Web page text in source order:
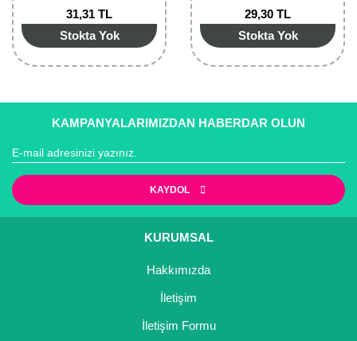
31,31 TL
Stokta Yok
29,30 TL
Stokta Yok
KAMPANYALARIMIZDAN HABERDAR OLUN
KAYDOL
KURUMSAL
Hakkımızda
İletişim
İletişim Formu
Girebolu Fidanı
Goji Berry Fidanı
İncir Fidanı
Kapari Gebre Otu Fidanı